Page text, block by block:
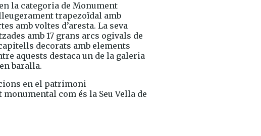
la categoria de Monument
trapezoïdal amb
amb voltes d’aresta. La seva
amb 17 grans arcs ogivals de
decorats amb elements
aquests destaca un de la galeria
baralla.
en el patrimoni
com és la Seu Vella de